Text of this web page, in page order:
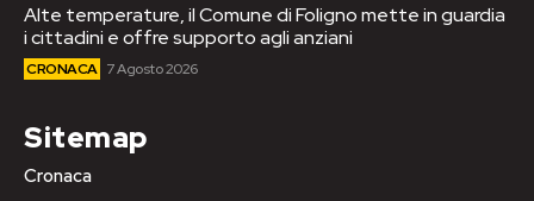
Alte temperature, il Comune di Foligno mette in guardia
i cittadini e offre supporto agli anziani
CRONACA 7 Agosto 2026
Sitemap
Cronaca